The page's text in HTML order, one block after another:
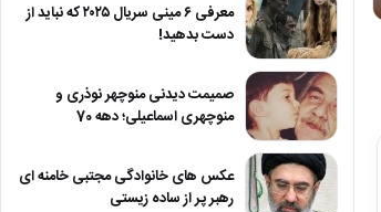
معرفی ۶ مینی سریال ۲۰۲۵ که نباید از
دست بدهید!
صمیمت دیدنی منوچهر نوذری و
منوچهری اسماعیلی؛ دهه 70
عکس های خانوادگی مجتبی خامنه ای
رهبر پر از ساده زیستی